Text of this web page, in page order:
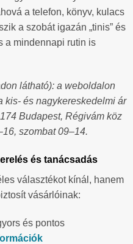
a telefon, könyv, kulacs
a szobát igazán „tinis” és
a mindennapi rutin is
látható): a weboldalon
kis- és nagykereskedelmi ár
Budapest, Régivám köz
szombat 09–14.
és tanácsadás
választékot kínál, hanem
vásárlóinak:
és pontos